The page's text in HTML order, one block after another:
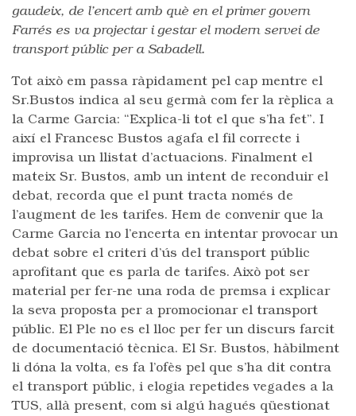
gaudeix, de l’encert amb què en el primer govern
Farrés es va projectar i gestar el modern servei de
transport públic per a Sabadell.
Tot això em passa ràpidament pel cap mentre el
Sr.Bustos indica al seu germà com fer la rèplica a
la Carme Garcia: “Explica-li tot el que s’ha fet”. I
així el Francesc Bustos agafa el fil correcte i
improvisa un llistat d’actuacions. Finalment el
mateix Sr. Bustos, amb un intent de reconduir el
debat, recorda que el punt tracta només de
l’augment de les tarifes. Hem de convenir que la
Carme Garcia no l’encerta en intentar provocar un
debat sobre el criteri d’ús del transport públic
aprofitant que es parla de tarifes. Això pot ser
material per fer-ne una roda de premsa i explicar
la seva proposta per a promocionar el transport
públic. El Ple no es el lloc per fer un discurs farcit
de documentació tècnica. El Sr. Bustos, hàbilment
li dóna la volta, es fa l’ofès pel que s’ha dit contra
el transport públic, i elogia repetides vegades a la
TUS, allà present, com si algú hagués qüestionat